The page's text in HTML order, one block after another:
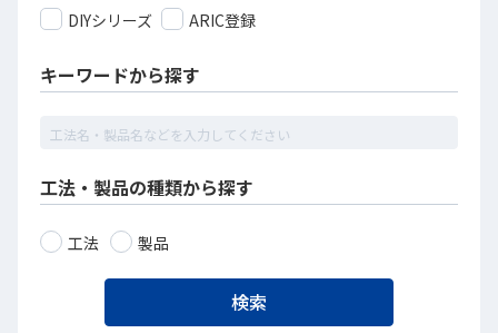
DIYシリーズ
ARIC登録
キーワードから探す
工法・製品の種類から探す
工法 製品